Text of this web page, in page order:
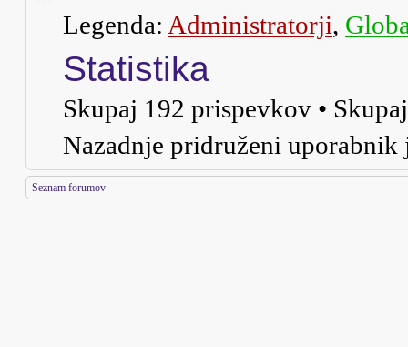
Legenda: Administratorji,
Statistika
Skupaj 192 prispevkov •
Nazadnje pridruženi
Seznam forumov